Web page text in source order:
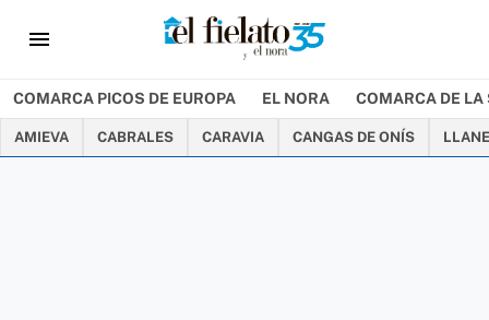
menu
COMARCA PICOS DE EUROPA EL NORA COMARCA DE LA
AMIEVA CABRALES CARAVIA CANGAS DE ONÍS